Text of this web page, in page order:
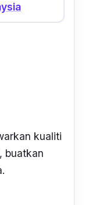
kualiti
buatkan